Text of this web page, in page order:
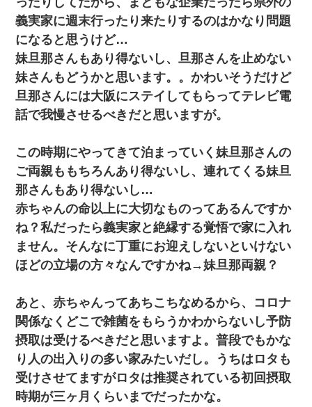
義実家に週末行ったり来たりするのはかなり問題
になると思うけど…
妹旦那さんもあり得ないし、旦那さんを止めない
妹さんもどうかと思います。。かわいそうだけど
旦那さんには大阪にステイしてもらってテレビ電
話で我慢させるべきだと思いますが。
この時期にやってきて泊まっていく妹旦那さんの
ご両親ももちろんあり得ないし、連れてくる妹旦
那さんもあり得ないし…
赤ちゃんの命以上に大切なものってあるんですか
ね？私だったら義実家と絶縁する覚悟で家に入れ
ません。そんなに丁重にお迎えしないといけない
ほどの立場の方々なんですかね→妹旦那両親？
あと、赤ちゃんってあちこちなめるから、コロナ
関係なくどこで雑菌をもらうかわからないし予防
摂取は受けるべきだと思いますよ。普段でもかな
り人の出入りの多い家みたいだし。うちはロタも
受けさせてますがロタは推奨されている初回摂取
時期が三ヶ月くらいまでだったかな。